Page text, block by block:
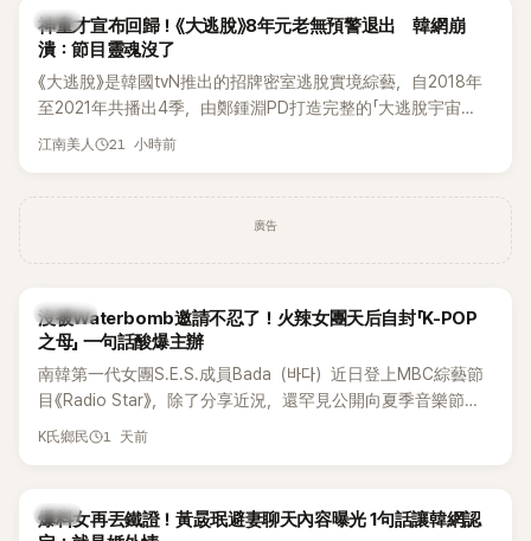
熱議。 2日播出的 SBS 綜藝節目《我的經紀人太難搞－秘書
鎮》，邀請同時兼顧工作與育兒的演藝圈代表「媽媽群」——李智
惠、李賢怡、李恩亨，以第13位「My Star」身分登場，分享最真
實的生活日常。 節目一開始，李瑞鎮 率先與李智惠會合，兩人
邊搭車邊聊天，氣氛輕鬆。聊到最近的新聞，李瑞鎮突然直球
發問：「妳不是上新聞了？說妳去做整形？是人中縮短手術嗎？」
惠也毫不閃躲，淡定接招，兩人鬥嘴默契十足。 話題接著一路
延燒到過去的爭議。李瑞鎮脫口補刀：「妳以前不是還在游泳池
當年情況，李智惠終於鬆口坦言，當時確實被質疑動過隆胸手
術。她回憶：「拍了比基尼照片之後，就開始被說是不是去隆乳
了。」為了澄清誤會，她只好親自站出來說清楚。 李智惠進一步
解釋，當時隆胸手術幾乎只有「腋下切開」一種方式，「所以我就
想，既然一直說我有做，那我乾脆把腋下給大家看，證明我根
召開了一場泳裝記者招待會。當時她穿著比基尼站在一排攝影
機前，面對媒體擺出各種姿勢，畫面至今仍被網友津津樂道。
韓星
神童才宣布回歸！《大逃脫》8年元老無預警退出 韓網崩
潰：節目靈魂沒了
《大逃脫》是韓國tvN推出的招牌密室逃脫實境綜藝，自2018年
至2021年共播出4季，由鄭鍾淵PD打造完整的「大逃脫宇宙
（DTCU）」，憑藉燒腦劇情、電影級場景與龐大世界觀，累積
江南美人 21 小時前
廣告
K-POP
沒被Waterbomb邀請不忍了！火辣女團天后自封「K-POP
之母」 一句話酸爆主辦
南韓第一代女團S.E.S.成員Bada（바다）近日登上MBC綜藝節
目《Radio Star》，除了分享近況，還罕見公開向夏季音樂節
Waterbomb喊話，笑稱自己至今從未受邀演出，更幽默表示：
K氏鄉民 1 天前
韓星
爆料女再丟鐵證！黃晸珉避妻聊天內容曝光 1句話讓韓網認